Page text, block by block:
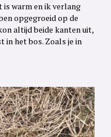
is warm en ik verlang
opgegroeid op de
altijd beide kanten uit,
in het bos. Zoals je in